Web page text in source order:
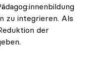
zu integrieren. Als
der